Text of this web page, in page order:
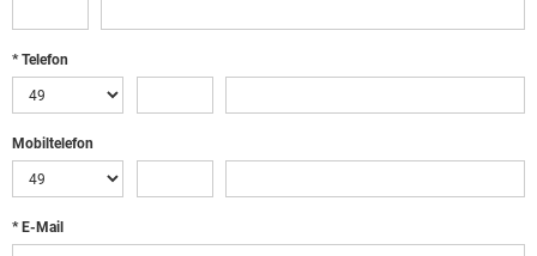
* Telefon
Mobiltelefon
* E-Mail